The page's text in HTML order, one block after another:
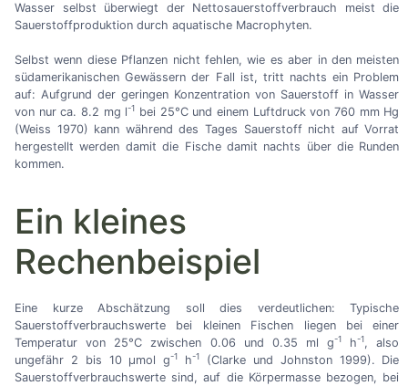
Wasser selbst überwiegt der Nettosauerstoffverbrauch meist die
Sauerstoffproduktion durch aquatische Macrophyten.
Selbst wenn diese Pflanzen nicht fehlen, wie es aber in den meisten
südamerikanischen Gewässern der Fall ist, tritt nachts ein Problem
auf: Aufgrund der geringen Konzentration von Sauerstoff in Wasser
von nur ca. 8.2 mg l-1
bei 25°C und einem Luftdruck von 760 mm Hg
(Weiss 1970) kann während des Tages Sauerstoff nicht auf Vorrat
hergestellt werden damit die Fische damit nachts über die Runden
kommen.
Ein kleines
Rechenbeispiel
Eine kurze Abschätzung soll dies verdeutlichen: Typische
Sauerstoffverbrauchswerte bei kleinen Fischen liegen bei einer
Temperatur von 25°C zwischen 0.06 und 0.35 ml g-1 h-1, also
ungefähr 2 bis 10 µmol g-1 h-1
(Clarke und Johnston 1999). Die
Sauerstoffverbrauchswerte sind, auf die Körpermasse bezogen, bei